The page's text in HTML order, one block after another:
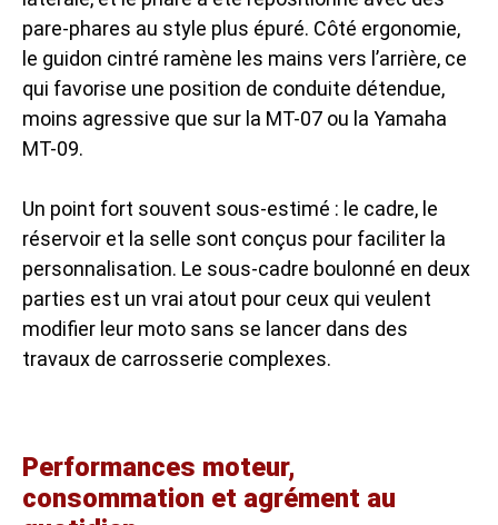
pare-phares au style plus épuré. Côté ergonomie,
le guidon cintré ramène les mains vers l’arrière, ce
qui favorise une position de conduite détendue,
moins agressive que sur la MT-07 ou la Yamaha
MT-09.
Un point fort souvent sous-estimé : le cadre, le
réservoir et la selle sont conçus pour faciliter la
personnalisation. Le sous-cadre boulonné en deux
parties est un vrai atout pour ceux qui veulent
modifier leur moto sans se lancer dans des
travaux de carrosserie complexes.
Performances moteur,
consommation et agrément au